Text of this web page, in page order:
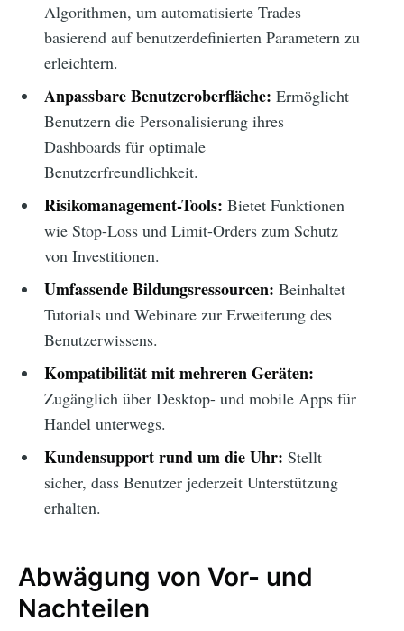
Algorithmen, um automatisierte Trades
basierend auf benutzerdefinierten Parametern zu
erleichtern.
Anpassbare Benutzeroberfläche: Ermöglicht
Benutzern die Personalisierung ihres
Dashboards für optimale
Benutzerfreundlichkeit.
Risikomanagement-Tools: Bietet Funktionen
wie Stop-Loss und Limit-Orders zum Schutz
von Investitionen.
Umfassende Bildungsressourcen: Beinhaltet
Tutorials und Webinare zur Erweiterung des
Benutzerwissens.
Kompatibilität mit mehreren Geräten:
Zugänglich über Desktop- und mobile Apps für
Handel unterwegs.
Kundensupport rund um die Uhr: Stellt
sicher, dass Benutzer jederzeit Unterstützung
erhalten.
Abwägung von Vor- und
Nachteilen